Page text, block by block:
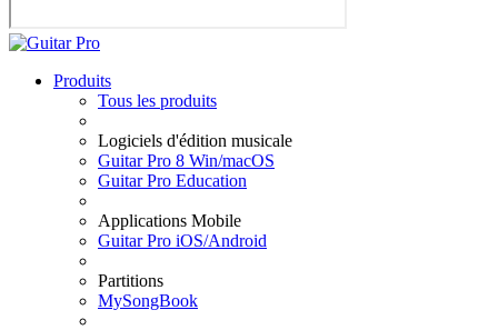
Produits
Tous les produits
Logiciels d'édition musicale
Guitar Pro 8 Win/macOS
Guitar Pro Education
Applications Mobile
Guitar Pro iOS/Android
Partitions
MySongBook